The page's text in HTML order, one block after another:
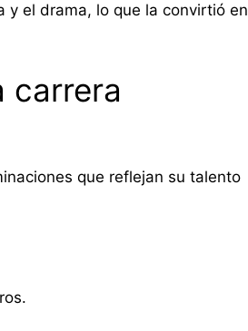
y el drama, lo que la convirtió en
carrera
que reflejan su talento